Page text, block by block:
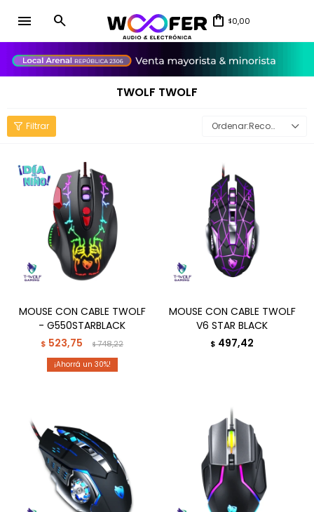
menu $0,00
TWOLF TWOLF
Recomendados
MOUSE CON CABLE TWOLF
- G550STARBLACK
$ 523,75 $748,22
30
MOUSE CON CABLE TWOLF
V6 STAR BLACK
$ 497,42
close